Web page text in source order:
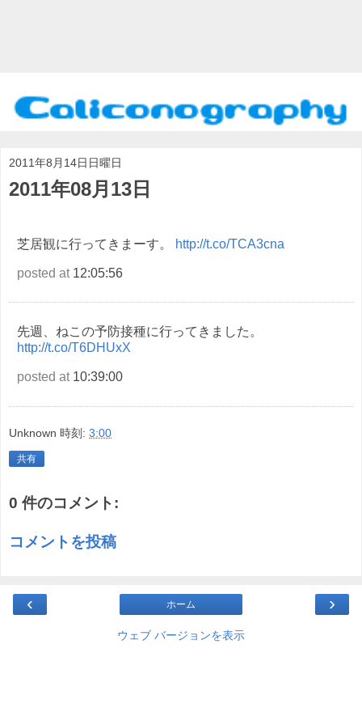
2011年8月14日日曜日
2011年08月13日
芝居観に行ってきまーす。 http://t.co/TCA3cna
posted at12:05:56
先週、ねこの予防接種に行ってきました。
http://t.co/T6DHUxX
posted at10:39:00
Unknown 時刻: 3:00
共有
0 件のコメント:
コメントを投稿
‹ ›
ホーム
ウェブ バージョンを表示